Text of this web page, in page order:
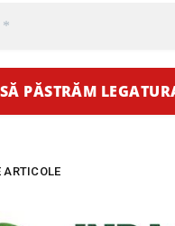
ARTICOLE